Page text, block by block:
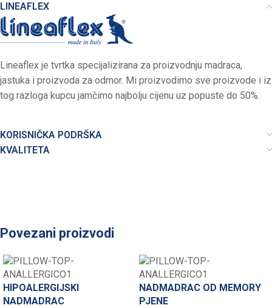
LINEAFLEX
Lineaflex je tvrtka specijalizirana za proizvodnju madraca,
jastuka i proizvoda za odmor. Mi proizvodimo sve proizvode i iz
tog razloga kupcu jamčimo najbolju cijenu uz popuste do 50%.
KORISNIČKA PODRŠKA
KVALITETA
Povezani proizvodi
HIPOALERGIJSKI
NADMADRAC
NADMADRAC OD MEMORY
PJENE